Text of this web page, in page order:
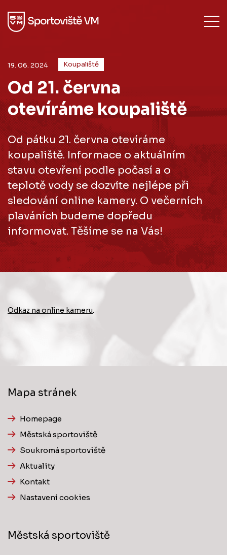
19. 06. 2024 Koupaliště
Od 21. června
otevíráme koupaliště
Od pátku 21. června otevíráme
koupaliště. Informace o aktuálním
stavu otevření podle počasí a o
teplotě vody se dozvíte nejlépe při
sledování online kamery. O večerních
plaváních budeme dopředu
informovat. Těšíme se na Vás!
Odkaz na online kameru.
Mapa stránek
Homepage
Městská sportoviště
Soukromá sportoviště
Aktuality
Kontakt
Nastavení cookies
Městská sportoviště